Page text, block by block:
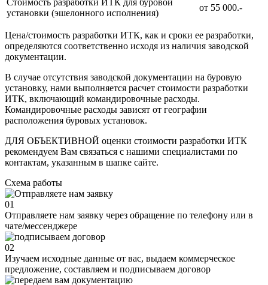
Стоимость разработки ИТК для буровой
установки (эшелонного исполнения)
от 55 000.-
Цена/стоимость разработки ИТК, как и сроки ее разработки,
определяются соответственно исходя из наличия заводской
документации.
В случае отсутствия заводской документации на буровую
установку, нами выполняется расчет стоимости разработки
ИТК, включающий командировочные расходы.
Командировочные расходы зависят от географии
расположения буровых установок.
ДЛЯ ОБЪЕКТИВНОЙ оценки стоимости разработки ИТК
рекомендуем Вам связаться с нашими специалистами по
контактам, указанным в шапке сайте.
Схема работы
01
Отправляете нам заявку через обращение по телефону или в
чате/мессенджере
02
Изучаем исходные данные от вас, выдаем коммерческое
предложение, составляем и подписываем договор